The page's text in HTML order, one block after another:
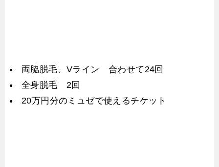
両脇脱毛、Vライン 合わせて24回
全身脱毛 2回
20万円分のミュゼで使えるチケット